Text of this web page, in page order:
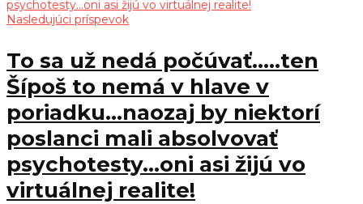
Nasledujúci príspevok
To sa už nedá počúvať.....ten
Šípoš to nemá v hlave v
poriadku...naozaj by niektorí
poslanci mali absolvovať
psychotesty...oni asi žijú vo
virtuálnej realite!